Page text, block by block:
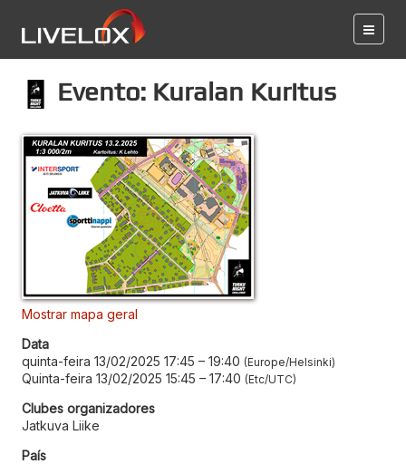
Evento: Kuralan Kuritus
Mostrar mapa geral
Data
quinta-feira 13/02/2025 17:45 – 19:40 Europe/Helsinki
Quinta-feira 13/02/2025 15:45 – 17:40 Etc/UTC
Clubes organizadores
Jatkuva Liike
País